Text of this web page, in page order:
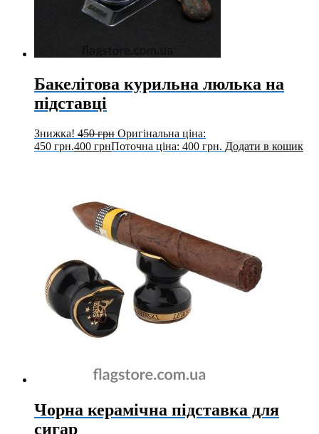
Бакелітова курильна люлька на
підставці
Знижка! 450грн Оригінальна ціна:
450 грн.400 грнПоточна ціна: 400 грн. Додати в кошик
Чорна керамічна підставка для
сигар